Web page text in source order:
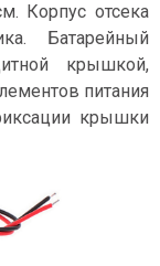
Корпус отсека
Батарейный
крышкой,
питания
крышки